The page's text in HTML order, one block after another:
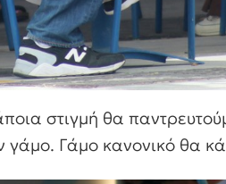
στιγμή θα
γάμο. Γάμο κανονικό θα